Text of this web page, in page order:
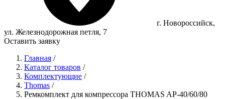
г. Новороссийск,
ул. Железнодорожная петля, 7
Оставить заявку
Главная /
Каталог товаров /
Комплектующие /
Thomas /
Ремкомплект для компрессора THOMAS AP-40/60/80